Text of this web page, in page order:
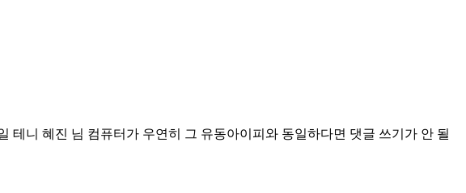
니 혜진 님 컴퓨터가 우연히 그 유동아이피와 동일하다면 댓글 쓰기가 안 될